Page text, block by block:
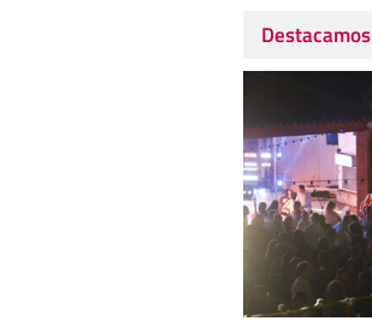
Destacamos